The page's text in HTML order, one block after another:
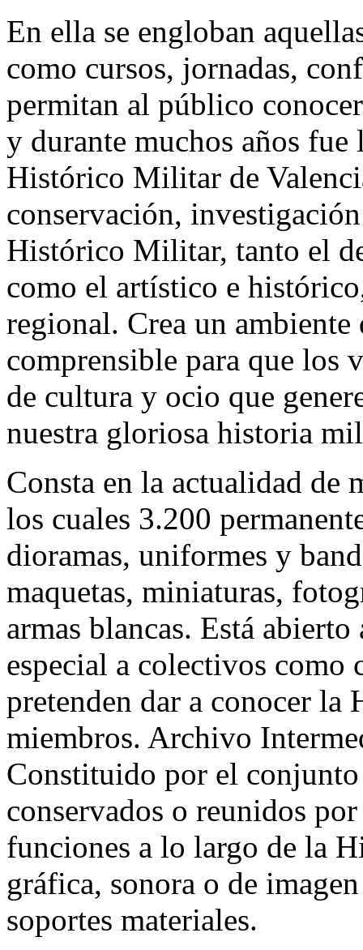
En ella se engloban
como cursos, jornadas,
permitan al público
y durante muchos años
Histórico Militar de
conservación,
Histórico Militar, tanto el
como el artístico e
regional. Crea un
comprensible para que los
de cultura y ocio que
nuestra gloriosa historia
Consta en la actualidad de
los cuales 3.200
dioramas, uniformes y
maquetas, miniaturas,
armas blancas. Está
especial a colectivos como
pretenden dar a conocer la
miembros. Archivo
Constituido por el conjunto
conservados o reunidos
funciones a lo largo de la
gráfica, sonora o de
soportes materiales.